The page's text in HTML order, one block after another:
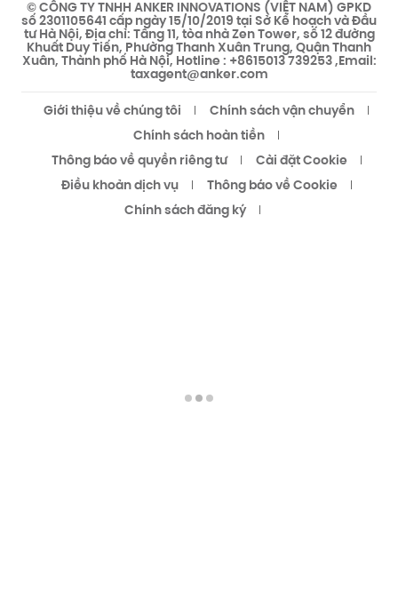
© CÔNG TY TNHH ANKER INNOVATIONS (VIỆT NAM) GPKD
số 2301105641 cấp ngày 15/10/2019 tại Sở Kế hoạch và Đầu
tư Hà Nội, Địa chỉ: Tầng 11, tòa nhà Zen Tower, số 12 đường
Khuất Duy Tiến, Phường Thanh Xuân Trung, Quận Thanh
Xuân, Thành phố Hà Nội, Hotline : +8615013 739253 ,Email:
taxagent@anker.com
Giới thiệu về chúng tôi
Chính sách vận chuyển
Chính sách hoàn tiền
Thông báo về quyền riêng tư
Cài đặt Cookie
Điều khoản dịch vụ
Thông báo về Cookie
Chính sách đăng ký